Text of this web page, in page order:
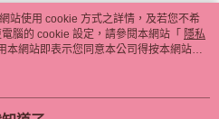
站使用 cookie 方式之詳情，及若您不希
腦的 cookie 設定，請參閱本網站「 隱私
本網站即表示您同意本公司得按本網站使